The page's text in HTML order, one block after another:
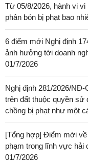
Từ 05/8/2026, hành vi
phân bón bị phạt bao
6 điểm mới Nghị định
ảnh hưởng tới doanh
01/7/2026
Nghị định 281/2026/NĐ-
trên đất thuộc quyền sử
chồng bị phạt như một
[Tổng hợp] Điểm mới
phạm trong lĩnh vực hải
01/7/2026